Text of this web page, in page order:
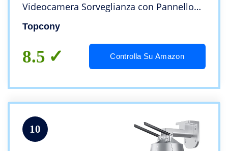
Videocamera Sorveglianza con Pannello
Solare, Visione Notturna a Colori, Sirena,
Rilevazione PIR, IP65, 2 Vie Audio
Topcony
8.5 Controlla Su Amazon
10